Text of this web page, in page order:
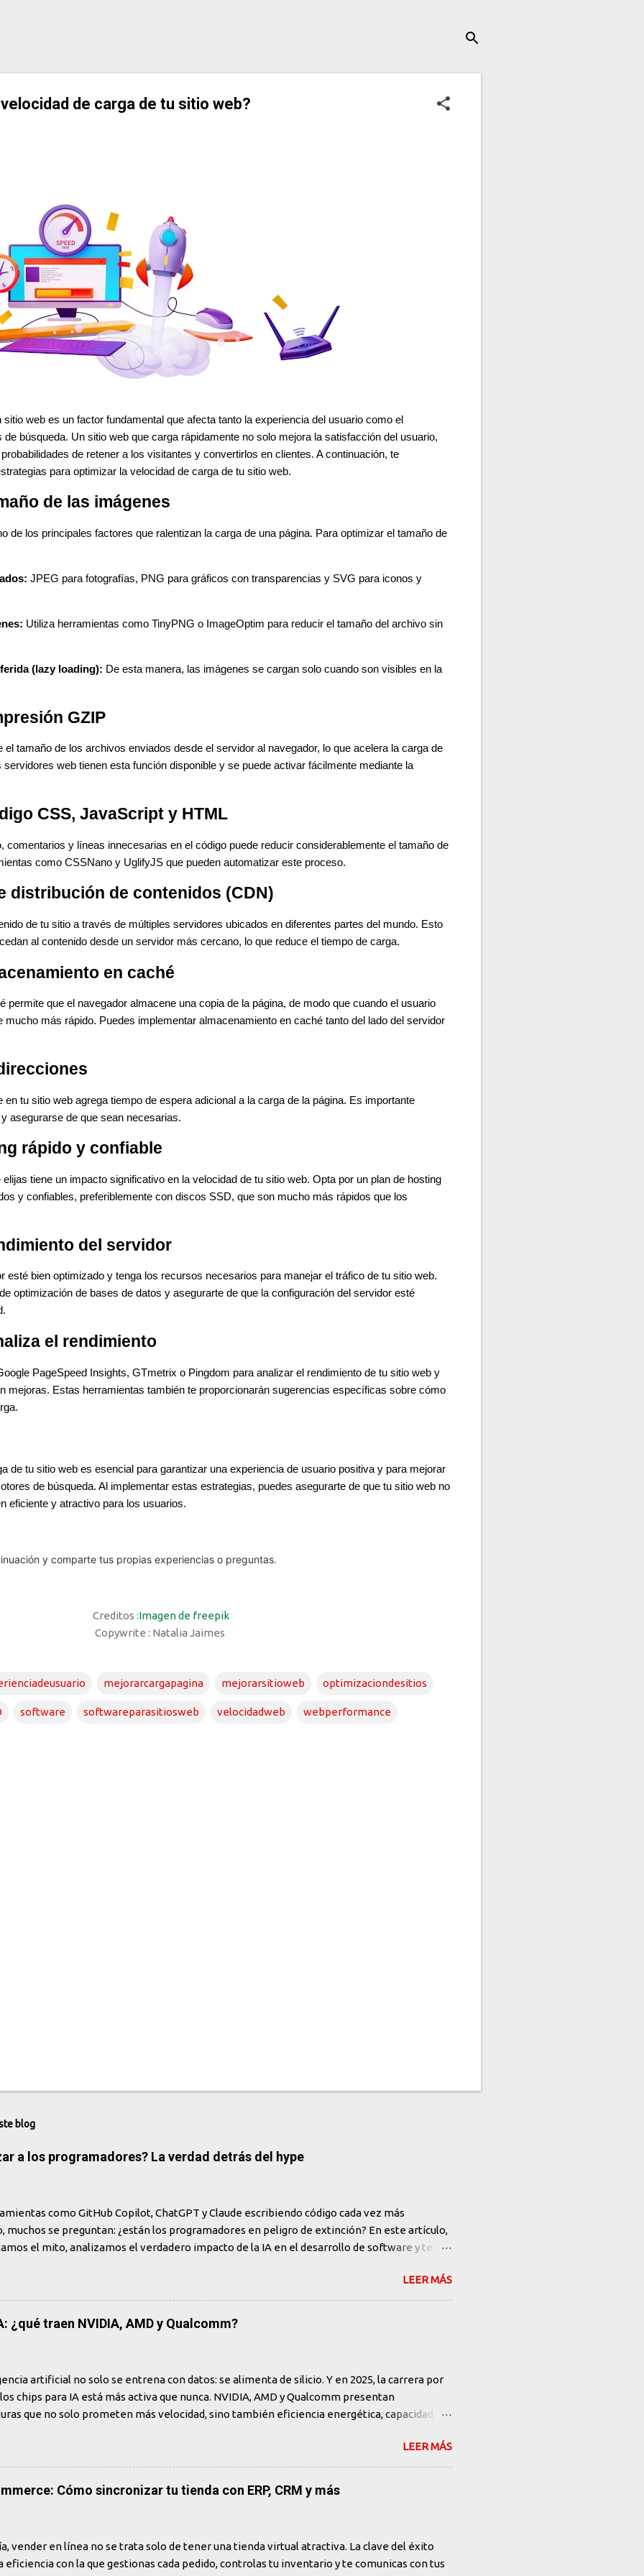
de carga de tu sitio web?
sitio web es un factor fundamental que afecta tanto la experiencia del usuario como el
búsqueda. Un sitio web que carga rápidamente no solo mejora la satisfacción del usuario,
de retener a los visitantes y convertirlos en clientes. A continuación, te
para optimizar la velocidad de carga de tu sitio web.
de las imágenes
de los principales factores que ralentizan la carga de una página. Para optimizar el tamaño de
JPEG para fotografías, PNG para gráficos con transparencias y SVG para iconos y
Utiliza herramientas como TinyPNG o ImageOptim para reducir el tamaño del archivo sin
(lazy loading): De esta manera, las imágenes se cargan solo cuando son visibles en la
GZIP
tamaño de los archivos enviados desde el servidor al navegador, lo que acelera la carga de
web tienen esta función disponible y se puede activar fácilmente mediante la
CSS, JavaScript y HTML
comentarios y líneas innecesarias en el código puede reducir considerablemente el tamaño de
como CSSNano y UglifyJS que pueden automatizar este proceso.
distribución de contenidos (CDN)
de tu sitio a través de múltiples servidores ubicados en diferentes partes del mundo. Esto
al contenido desde un servidor más cercano, lo que reduce el tiempo de carga.
en caché
permite que el navegador almacene una copia de la página, de modo que cuando el usuario
mucho más rápido. Puedes implementar almacenamiento en caché tanto del lado del servidor
tu sitio web agrega tiempo de espera adicional a la carga de la página. Es importante
asegurarse de que sean necesarias.
rápido y confiable
tiene un impacto significativo en la velocidad de tu sitio web. Opta por un plan de hosting
y confiables, preferiblemente con discos SSD, que son mucho más rápidos que los
del servidor
esté bien optimizado y tenga los recursos necesarios para manejar el tráfico de tu sitio web.
optimización de bases de datos y asegurarte de que la configuración del servidor esté
el rendimiento
PageSpeed Insights, GTmetrix o Pingdom para analizar el rendimiento de tu sitio web y
mejoras. Estas herramientas también te proporcionarán sugerencias específicas sobre cómo
de tu sitio web es esencial para garantizar una experiencia de usuario positiva y para mejorar
de búsqueda. Al implementar estas estrategias, puedes asegurarte de que tu sitio web no
eficiente y atractivo para los usuarios.
y comparte tus propias experiencias o preguntas.
Creditos :Imagen de freepik
Copywrite : Natalia Jaimes
mejorarcargapagina mejorarsitioweb optimizaciondesitios
software softwareparasitiosweb velocidadweb webperformance
blog
a los programadores? La verdad detrás del hype
como GitHub Copilot, ChatGPT y Claude escribiendo código cada vez más
muchos se preguntan: ¿están los programadores en peligro de extinción? En este artículo,
el mito, analizamos el verdadero impacto de la IA en el desarrollo de software y te
En los últimos años, el auge de la inteligencia artificial generativa ha generado una ola de
y también de ansiedad. Frases como "la IA ya escribe código mejor que tú" o "los
desaparecerán en 5 años" se han vuelto comunes en redes sociales y foros técnicos.
tan cierto es todo esto? La realidad es más matizada. Sí, la IA puede generar código. Puede
LEER MÁS
¿qué traen NVIDIA, AMD y Qualcomm?
artificial no solo se entrena con datos: se alimenta de silicio. Y en 2025, la carrera por
chips para IA está más activa que nunca. NVIDIA, AMD y Qualcomm presentan
que no solo prometen más velocidad, sino también eficiencia energética, capacidad
cambio estructural sucede en el hardware. NVIDIA Blackwell El nuevo chip Blackwell B200
es la joya de la corona. Diseñado especialmente para cargas de trabajo de IA generativa a
su arquitectura logra: Duplicar el rendimiento FP8 y Tensor vs. Hopper (su generación
Mejorar en un 30% la eficiencia energética Habilitar modelos con más de 10 trillones de
LEER MÁS
Cómo sincronizar tu tienda con ERP, CRM y más
vender en línea no se trata solo de tener una tienda virtual atractiva. La clave del éxito
eficiencia con la que gestionas cada pedido, controlas tu inventario y te comunicas con tus